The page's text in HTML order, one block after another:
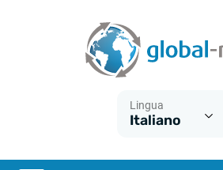
Lingua
Italiano
Cos'è l'inflazione CPI?
Cos'è l'inflazione HICP?
Tassi storici Euribor
Calcolatore dell’inflazione